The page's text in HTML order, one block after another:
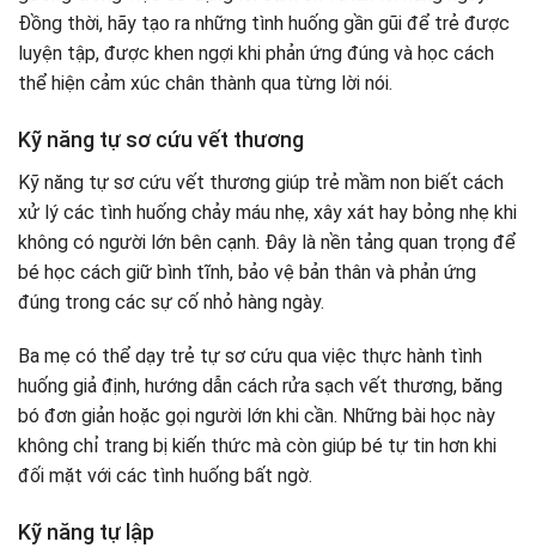
Đồng thời, hãy tạo ra những tình huống gần gũi để trẻ được
luyện tập, được khen ngợi khi phản ứng đúng và học cách
thể hiện cảm xúc chân thành qua từng lời nói.
Kỹ năng tự sơ cứu vết thương
Kỹ năng tự sơ cứu vết thương giúp trẻ mầm non biết cách
xử lý các tình huống chảy máu nhẹ, xây xát hay bỏng nhẹ khi
không có người lớn bên cạnh. Đây là nền tảng quan trọng để
bé học cách giữ bình tĩnh, bảo vệ bản thân và phản ứng
đúng trong các sự cố nhỏ hàng ngày.
Ba mẹ có thể dạy trẻ tự sơ cứu qua việc thực hành tình
huống giả định, hướng dẫn cách rửa sạch vết thương, băng
bó đơn giản hoặc gọi người lớn khi cần. Những bài học này
không chỉ trang bị kiến thức mà còn giúp bé tự tin hơn khi
đối mặt với các tình huống bất ngờ.
Kỹ năng tự lập